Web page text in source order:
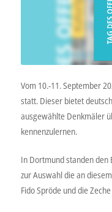
Vom 10.-11. September
statt. Dieser bietet
ausgewählte Denkmäler
kennenzulernen.
In Dortmund standen den
zur Auswahl die an
Fido Spröde und die